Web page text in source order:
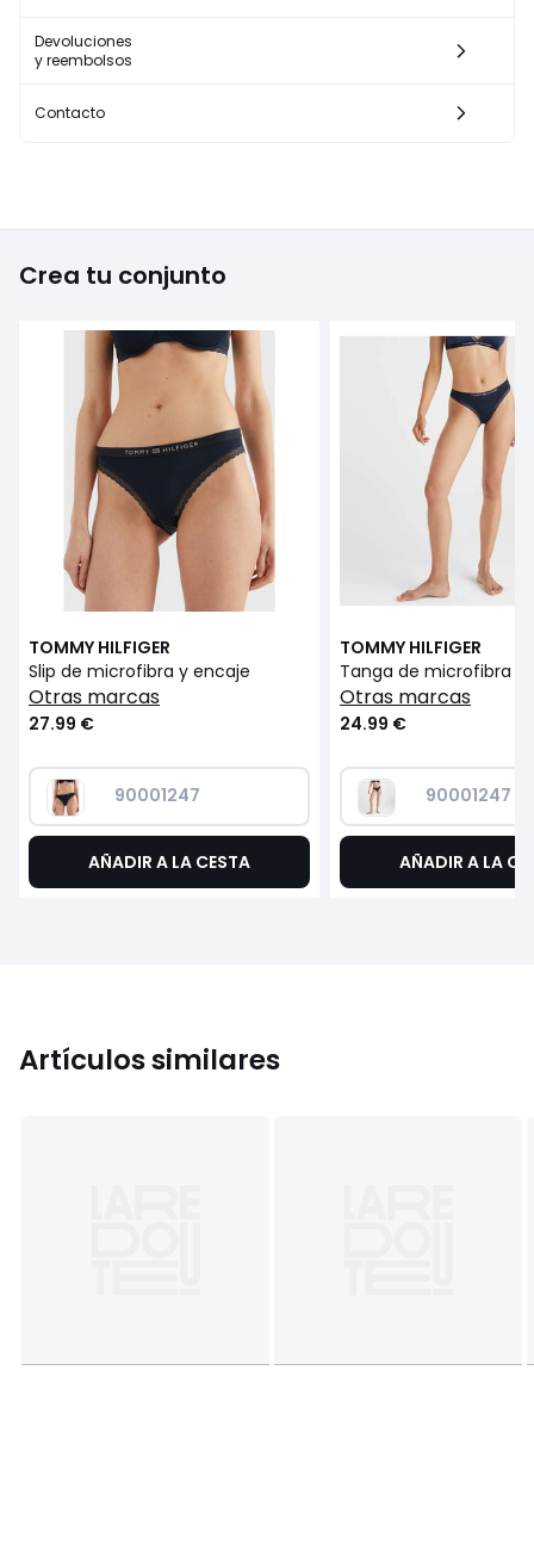
Devoluciones
y reembolsos
Contacto
Crea tu conjunto
TOMMY HILFIGER
Slip de microfibra y encaje
otras marcas
27.99 €
90001247
AÑADIR A LA CESTA
TOMMY HILFIGER
Tanga de microfibra y
otras marcas
24.99 €
90001247
AÑADIR A LA
Artículos similares